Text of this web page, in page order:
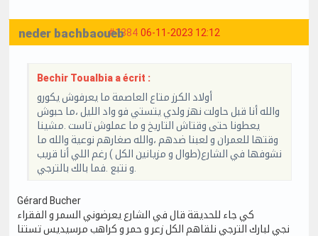
#1384 06-11-2023 12:12
neder bachbaoueb
Bechir Toualbia a écrit :
أولاد الكرز متاع العاصمة ما يعرفوش يكورو
والله أنا قبل حاولت نهز ولدي يتستي فو واد الليل ،ما حبوش
يعطونا حتى وقتاش التاريخ و ما عملوش تاست .مشينا
وقتها للعمران و لعبنا ضدهم ،والله صغارهم نوعية والله ما
نشوفها في الشارع(طوال و مزيانين الكل ) رغم اللي أنا قريب
و نتبع .فما بالك بالترجي.
Gérard Bucher
كي جاء للحديقة قال في الشارع يعرضوني السمر و الفقراء
نجي لبارك الترجي نلقاهم الكل زعر و حمر و كراهب مرسيديس تستنا